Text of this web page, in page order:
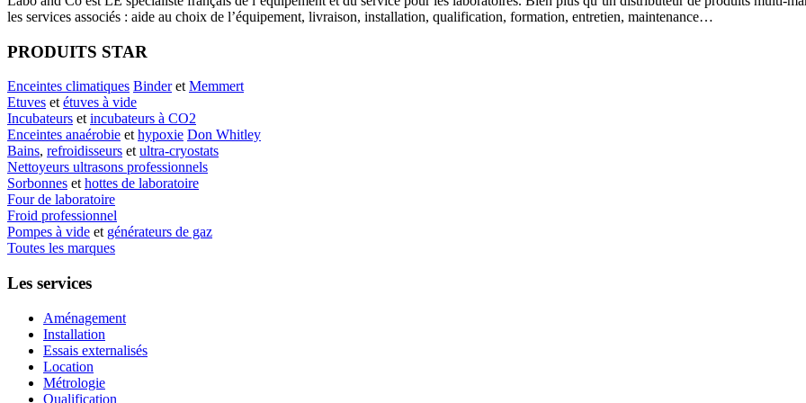
les services associés : aide au choix de l’équipement, livraison, installation, qualification, formation, entretien, maintenance…
PRODUITS STAR
Enceintes climatiques Binderet Memmert
Etuves et étuves à vide
Incubateurs et incubateurs à CO2
Enceintes anaérobie et hypoxie Don Whitley
Bains, refroidisseurs et ultra-cryostats
Nettoyeurs ultrasons professionnels
Sorbonnes et hottes de laboratoire
Four de laboratoire
Froid professionnel
Pompes à vide et générateurs de gaz
Toutes les marques
Les services
Aménagement
Installation
Essais externalisés
Location
Métrologie
Qualification